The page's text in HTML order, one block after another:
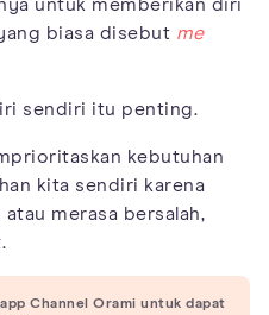
untuk memberikan diri
biasa disebut me
sendiri itu penting.
kebutuhan
kita sendiri karena
merasa bersalah,
Channel Orami untuk dapat